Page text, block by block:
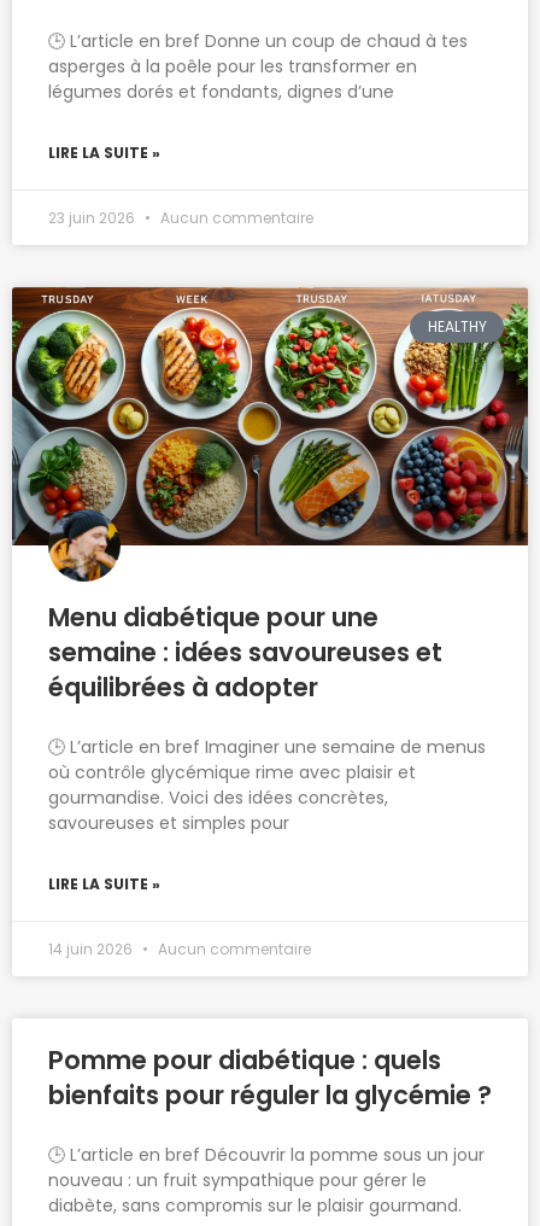
🕒 L’article en bref Donne un coup de chaud à tes
asperges à la poêle pour les transformer en
légumes dorés et fondants, dignes d’une
LIRE LA SUITE »
23 juin 2026 Aucun commentaire
HEALTHY
Menu diabétique pour une
semaine : idées savoureuses et
équilibrées à adopter
🕒 L’article en bref Imaginer une semaine de menus
où contrôle glycémique rime avec plaisir et
gourmandise. Voici des idées concrètes,
savoureuses et simples pour
LIRE LA SUITE »
14 juin 2026 Aucun commentaire
Pomme pour diabétique : quels
bienfaits pour réguler la glycémie ?
🕒 L’article en bref Découvrir la pomme sous un jour
nouveau : un fruit sympathique pour gérer le
diabète, sans compromis sur le plaisir gourmand.